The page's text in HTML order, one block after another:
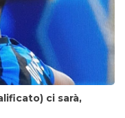
ci sarà,